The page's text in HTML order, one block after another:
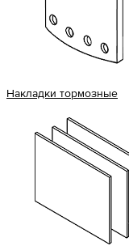
Накладки тормозные